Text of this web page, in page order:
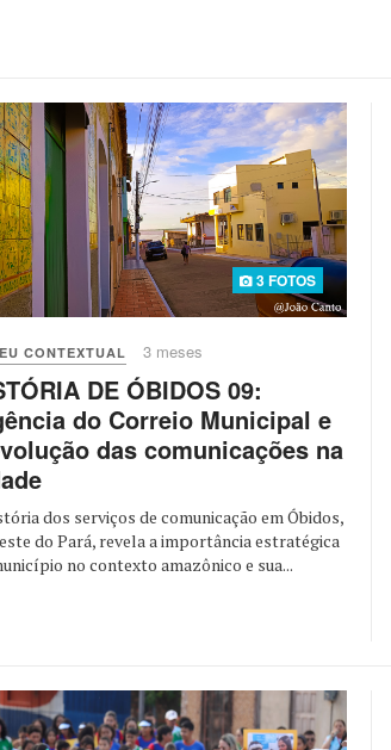
3 FOTOS
CONTEXTUAL 3 meses
DE ÓBIDOS 09:
do Correio Municipal e
das comunicações na
dos serviços de comunicação em Óbidos,
do Pará, revela a importância estratégica
no contexto amazônico e sua...